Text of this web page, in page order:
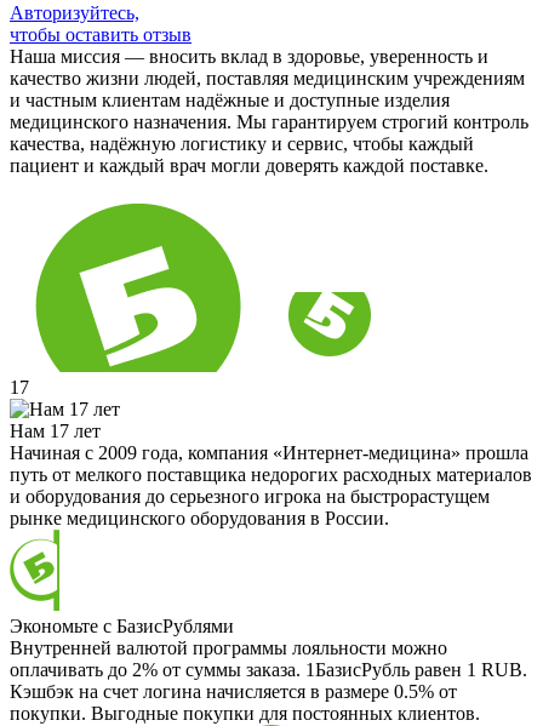
Авторизуйтесь,
чтобы оставить отзыв
Наша миссия — вносить вклад в здоровье, уверенность и
качество жизни людей, поставляя медицинским учреждениям
и частным клиентам надёжные и доступные изделия
медицинского назначения. Мы гарантируем строгий контроль
качества, надёжную логистику и сервис, чтобы каждый
пациент и каждый врач могли доверять каждой поставке.
17
Нам 17 лет
Начиная с 2009 года, компания «Интернет-медицина» прошла
путь от мелкого поставщика недорогих расходных материалов
и оборудования до серьезного игрока на быстрорастущем
рынке медицинского оборудования в России.
Экономьте с БазисРублями
Внутренней валютой программы лояльности можно
оплачивать до 2% от суммы заказа. 1БазисРубль равен 1 RUB.
Кэшбэк на счет логина начисляется в размере 0.5% от
покупки. Выгодные покупки для постоянных клиентов.